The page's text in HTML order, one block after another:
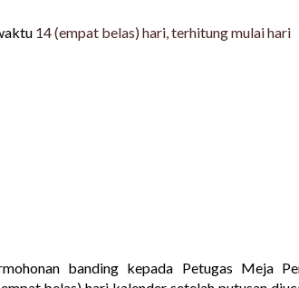
14 (empat belas) hari, terhitung mulai hari
banding kepada Petugas Meja